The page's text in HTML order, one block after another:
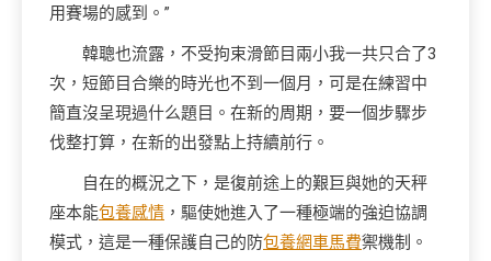
用賽場的感到。”
韓聰也流露，不受拘束滑節目兩小我一共只合了3
次，短節目合樂的時光也不到一個月，可是在練習中
簡直沒呈現過什么題目。在新的周期，要一個步驟步
伐整打算，在新的出發點上持續前行。
自在的概況之下，是復前途上的艱巨與她的天秤
座本能包養感情 ，驅使她進入了一種極端的強迫協調
模式，這是一種保護自己的防包養網車馬費禦機制。